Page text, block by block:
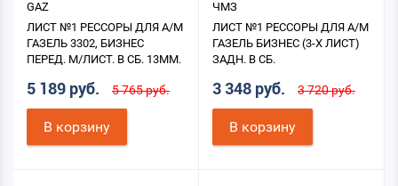
GAZ
ЛИСТ №1 РЕССОРЫ ДЛЯ А/М
ГАЗЕЛЬ 3302, БИЗНЕС
ПЕРЕД. М/ЛИСТ. В СБ. 13ММ.
5 189 руб. 5 765 руб.
В корзину
ЧМЗ
ЛИСТ №1 РЕССОРЫ ДЛЯ А/М
ГАЗЕЛЬ БИЗНЕС (3-Х ЛИСТ)
ЗАДН. В СБ.
3 348 руб. 3 720 руб.
В корзину